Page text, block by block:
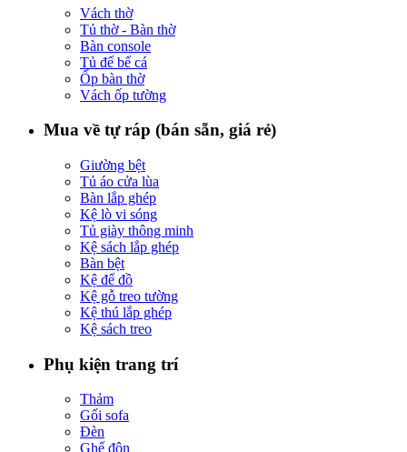
Vách thờ
Tủ thờ - Bàn thờ
Bàn console
Tủ để bể cá
Ốp bàn thờ
Vách ốp tường
Mua về tự ráp (bán sẵn, giá rẻ)
Giường bệt
Tủ áo cửa lùa
Bàn lắp ghép
Kệ lò vi sóng
Tủ giày thông minh
Kệ sách lắp ghép
Bàn bệt
Kệ để đồ
Kệ gỗ treo tường
Kệ thú lắp ghép
Kệ sách treo
Phụ kiện trang trí
Thảm
Gối sofa
Đèn
Ghế đôn